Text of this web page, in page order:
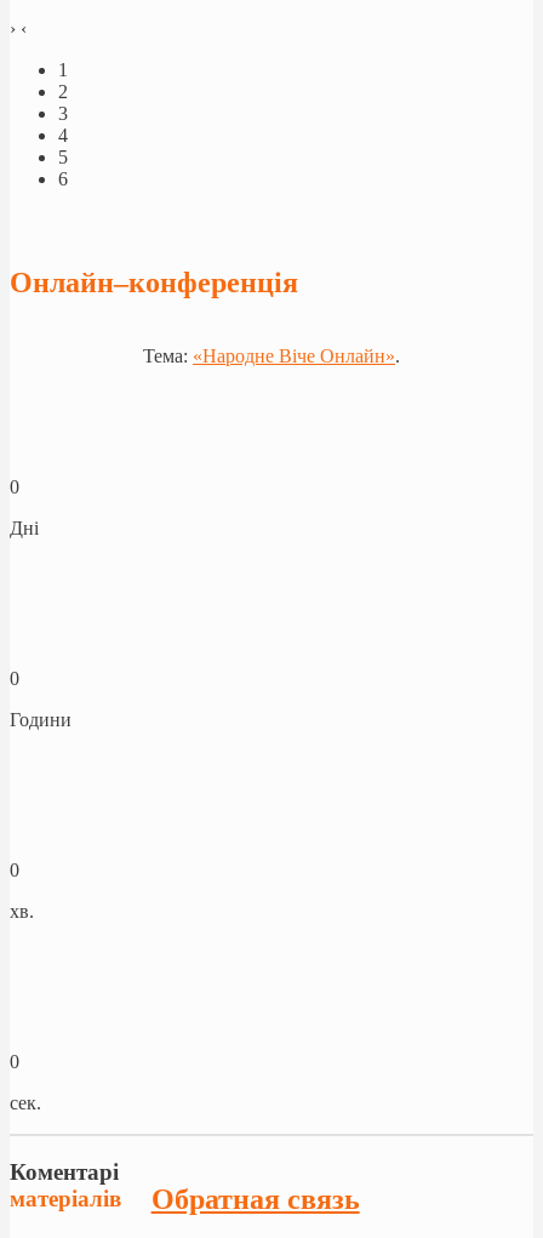
› ‹
1
2
3
4
5
6
Онлайн–конференція
Тема: «Народне Віче Онлайн».
0
Дні
0
Години
0
хв.
0
сек.
Обратная связь
Коментарі
матеріалів